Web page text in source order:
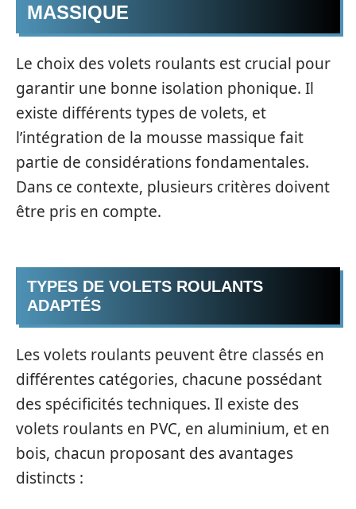
MASSIQUE
Le choix des volets roulants est crucial pour
garantir une bonne isolation phonique. Il
existe différents types de volets, et
l’intégration de la mousse massique fait
partie de considérations fondamentales.
Dans ce contexte, plusieurs critères doivent
être pris en compte.
TYPES DE VOLETS ROULANTS
ADAPTÉS
Les volets roulants peuvent être classés en
différentes catégories, chacune possédant
des spécificités techniques. Il existe des
volets roulants en PVC, en aluminium, et en
bois, chacun proposant des avantages
distincts :